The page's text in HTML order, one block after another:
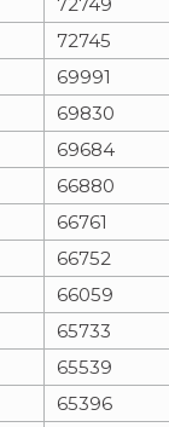
72745
69991
69830
69684
66880
66761
66752
66059
65733
65539
65396